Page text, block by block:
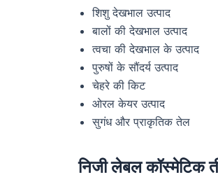
शिशु देखभाल उत्पाद
बालों की देखभाल उत्पाद
त्वचा की देखभाल के उत्पाद
पुरुषों के सौंदर्य उत्पाद
चेहरे की किट
ओरल केयर उत्पाद
सुगंध और प्राकृतिक तेल
निजी लेबल कॉस्मेटिक